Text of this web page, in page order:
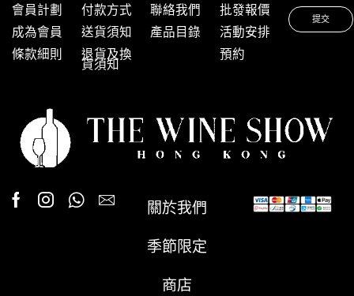
會員計劃
成為會員
條款細則
付款方式
送貨須知
退貨及換
貨須知
聯絡我們
產品目錄
批發報價
活動安排
預約
關於我們
季節限定
商店